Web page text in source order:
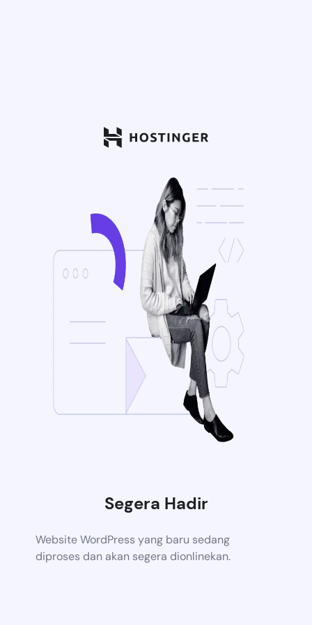
Segera Hadir
Website WordPress yang baru sedang
diproses dan akan segera dionlinekan.